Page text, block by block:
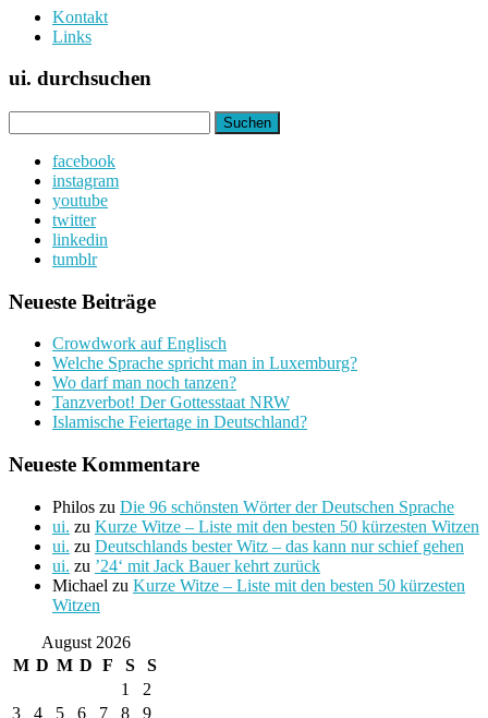
Kontakt
Links
ui. durchsuchen
nach:
facebook
instagram
youtube
twitter
linkedin
tumblr
Neueste Beiträge
Crowdwork auf Englisch
Welche Sprache spricht man in Luxemburg?
Wo darf man noch tanzen?
Tanzverbot! Der Gottesstaat NRW
Islamische Feiertage in Deutschland?
Neueste Kommentare
Philos zu Die 96 schönsten Wörter der Deutschen Sprache
ui. zu Kurze Witze – Liste mit den besten 50 kürzesten Witzen
ui. zu Deutschlands bester Witz – das kann nur schief gehen
ui. zu ’24‘ mit Jack Bauer kehrt zurück
Michael zu Kurze Witze – Liste mit den besten 50 kürzesten
Witzen
August 2026
M D M D F S
S
1
2
3
4 5 6 7 8
9